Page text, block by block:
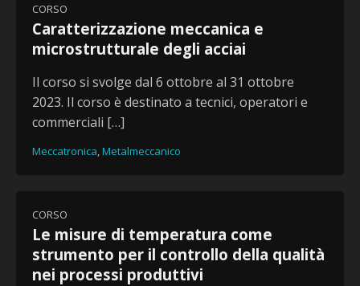
CORSO
Caratterizzazione meccanica e
microstrutturale degli acciai
Il corso si svolge dal 6 ottobre al 31 ottobre
2023. Il corso è destinato a tecnici, operatori e
commerciali […]
Meccatronica Metalmeccanico
CORSO
Le misure di temperatura come
strumento per il controllo della qualità
nei processi produttivi